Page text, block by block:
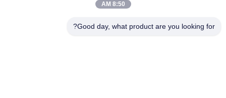
العنوان
8:50 AM
Good day, what product are you looking for?